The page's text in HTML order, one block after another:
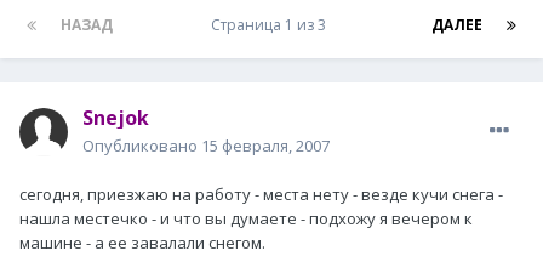
НАЗАД ДАЛЕЕ
Страница 1 из 3
Snejok
Опубликовано 15 февраля, 2007
сегодня, приезжаю на работу - места нету - везде кучи снега -
нашла местечко - и что вы думаете - подхожу я вечером к
машине - а ее завалали снегом.